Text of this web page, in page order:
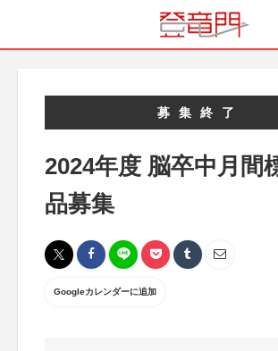
募集終了
2024年度 脳卒中月間
品募集
Googleカレンダーに追加